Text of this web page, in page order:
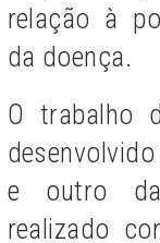
relação à
da doença.
O trabalho
e outro
realizado